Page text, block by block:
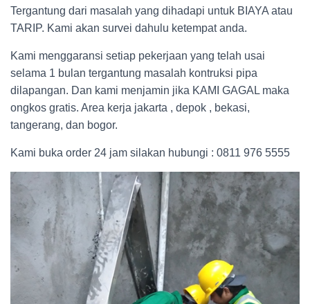
Tergantung dari masalah yang dihadapi untuk BIAYA atau
TARIP. Kami akan survei dahulu ketempat anda.
Kami menggaransi setiap pekerjaan yang telah usai
selama 1 bulan tergantung masalah kontruksi pipa
dilapangan. Dan kami menjamin jika KAMI GAGAL maka
ongkos gratis. Area kerja jakarta , depok , bekasi,
tangerang, dan bogor.
Kami buka order 24 jam silakan hubungi : 0811 976 5555